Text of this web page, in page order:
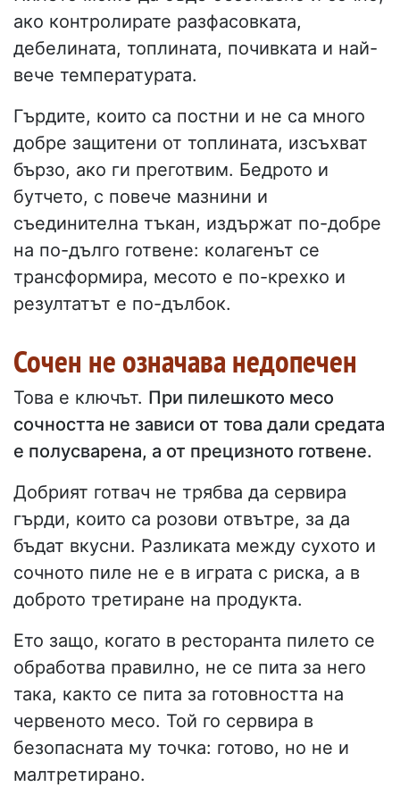
ако контролирате разфасовката,
дебелината, топлината, почивката и най-
вече температурата.
Гърдите, които са постни и не са много
добре защитени от топлината, изсъхват
бързо, ако ги преготвим. Бедрото и
бутчето, с повече мазнини и
съединителна тъкан, издържат по-добре
на по-дълго готвене: колагенът се
трансформира, месото е по-крехко и
резултатът е по-дълбок.
Сочен не означава недопечен
Това е ключът. При пилешкото месо
сочността не зависи от това дали средата
е полусварена, а от прецизното готвене.
Добрият готвач не трябва да сервира
гърди, които са розови отвътре, за да
бъдат вкусни. Разликата между сухото и
сочното пиле не е в играта с риска, а в
доброто третиране на продукта.
Ето защо, когато в ресторанта пилето се
обработва правилно, не се пита за него
така, както се пита за готовността на
червеното месо. Той го сервира в
безопасната му точка: готово, но не и
малтретирано.